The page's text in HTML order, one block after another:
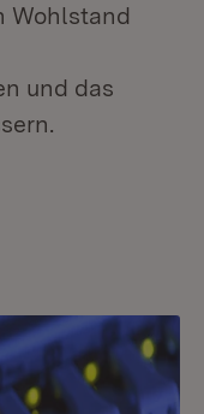
Wohlstand
und das